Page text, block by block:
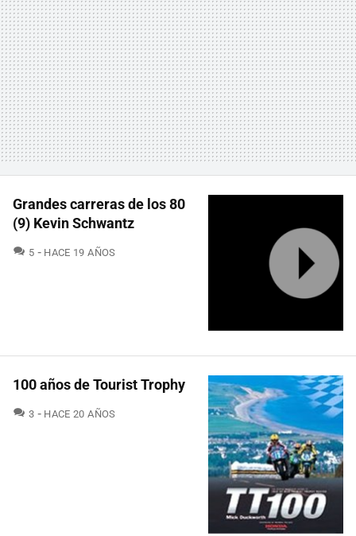
Grandes carreras de los 80
(9) Kevin Schwantz
5 COMENTARIOS
HACE 19 AÑOS
100 años de Tourist Trophy
3 COMENTARIOS
HACE 20 AÑOS